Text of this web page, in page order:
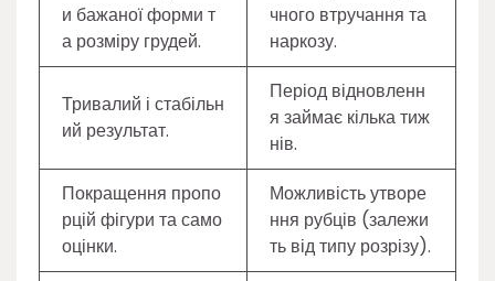
и бажаної форми т
а розміру грудей.
чного втручання та
наркозу.
Тривалий і стабільн
ий результат.
Період відновленн
я займає кілька тиж
нів.
Покращення пропо
рцій фігури та само
оцінки.
Можливість утворе
ння рубців (залежи
ть від типу розрізу).